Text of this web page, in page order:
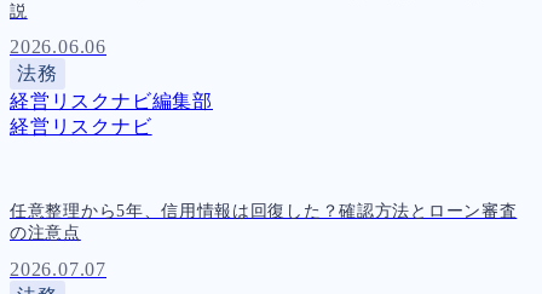
説
2026.06.06
法務
経営リスクナビ編集部
経営リスクナビ
任意整理から5年、信用情報は回復した？確認方法とローン審査
の注意点
2026.07.07